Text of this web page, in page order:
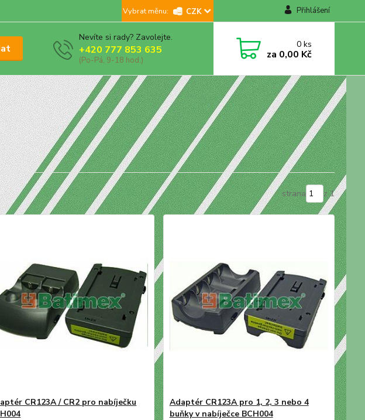
CZK Přihlášení
Nevíte si rady? Zavolejte.
+420 777 853 635
(Po-Pá, 9-18 hod.)
0ks
za 0,00 Kč
strana z 1
CR123A / CR2 pro nabíječku
Adaptér CR123A pro 1, 2, 3 nebo 4
buňky v nabíječce BCH004